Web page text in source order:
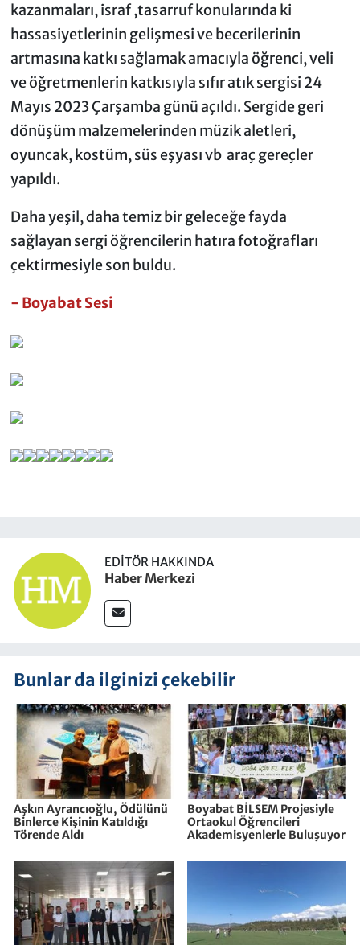
kazanmaları, israf ,tasarruf konularında ki
hassasiyetlerinin gelişmesi ve becerilerinin
artmasına katkı sağlamak amacıyla öğrenci, veli
ve öğretmenlerin katkısıyla sıfır atık sergisi 24
Mayıs 2023 Çarşamba günü açıldı. Sergide geri
dönüşüm malzemelerinden müzik aletleri,
oyuncak, kostüm, süs eşyası vb araç gereçler
yapıldı.
Daha yeşil, daha temiz bir geleceğe fayda
sağlayan sergi öğrencilerin hatıra fotoğrafları
çektirmesiyle son buldu.
- Boyabat Sesi
EDITÖR HAKKINDA
Haber Merkezi
Bunlar da ilginizi çekebilir
Aşkın Ayrancıoğlu, Ödülünü
Binlerce Kişinin Katıldığı
Törende Aldı
Boyabat BİLSEM Projesiyle
Ortaokul Öğrencileri
Akademisyenlerle Buluşuyor